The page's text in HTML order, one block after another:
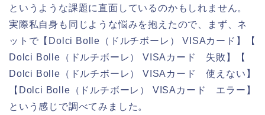
というような課題に直面しているのかもしれません。
実際私自身も同じような悩みを抱えたので、まず、ネ
ットで【Dolci Bolle（ドルチボーレ） VISAカード】【
Dolci Bolle（ドルチボーレ） VISAカード 失敗】【
Dolci Bolle（ドルチボーレ） VISAカード 使えない】
【Dolci Bolle（ドルチボーレ） VISAカード エラー】
という感じで調べてみました。